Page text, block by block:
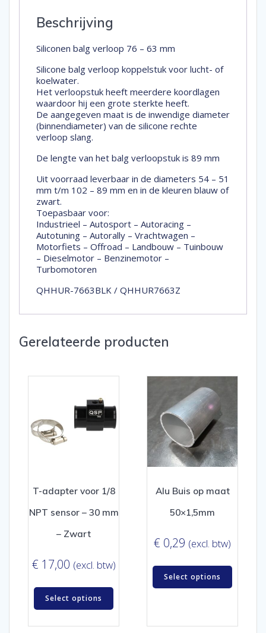
Beschrijving
Siliconen balg verloop 76 – 63 mm
Silicone balg verloop koppelstuk voor lucht- of
koelwater.
Het verloopstuk heeft meerdere koordlagen
waardoor hij een grote sterkte heeft.
De aangegeven maat is de inwendige diameter
(binnendiameter) van de silicone rechte
verloop slang.
De lengte van het balg verloopstuk is 89 mm
Uit voorraad leverbaar in de diameters 54 – 51
mm t/m 102 – 89 mm en in de kleuren blauw of
zwart.
Toepasbaar voor:
Industrieel – Autosport – Autoracing –
Autotuning – Autorally – Vrachtwagen –
Motorfiets – Offroad – Landbouw – Tuinbouw
– Dieselmotor – Benzinemotor –
Turbomotoren
QHHUR-7663BLK / QHHUR7663Z
Gerelateerde producten
T-adapter voor 1/8
NPT sensor – 30 mm
– Zwart
€ 17,00 (excl. btw)
Select options
Alu Buis op maat
50×1,5mm
€ 0,29 (excl. btw)
Select options